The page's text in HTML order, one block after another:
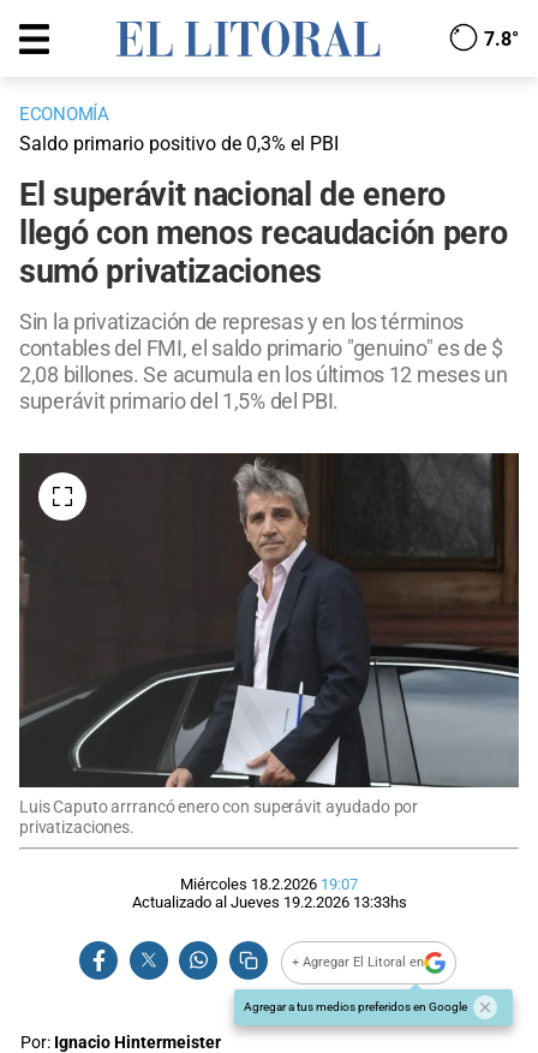
7.8°
ECONOMÍA
Saldo primario positivo de 0,3% el PBI
El superávit nacional de enero
llegó con menos recaudación pero
sumó privatizaciones
Sin la privatización de represas y en los términos
contables del FMI, el saldo primario "genuino" es de $
2,08 billones. Se acumula en los últimos 12 meses un
superávit primario del 1,5% del PBI.
Luis Caputo arrrancó enero con superávit ayudado por
privatizaciones.
Miércoles 18.2.2026 19:07
Actualizado al Jueves 19.2.2026 13:33hs
+ Agregar El Litoral en
Agregar a tus medios preferidos en Google
Por: Ignacio Hintermeister